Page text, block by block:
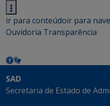
ir para conteúdoir para
Ouvidoria Transparência
SAD
Secretaria de Estado de